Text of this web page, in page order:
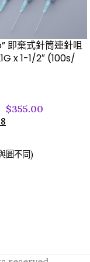
即棄式針筒連針咀
x 1-1/2″ (100s/
$355.00
圖不同)